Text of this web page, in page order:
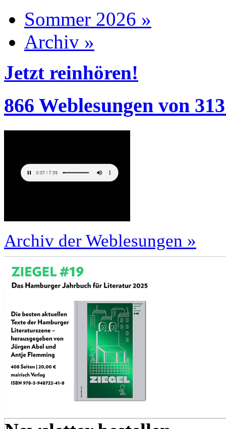
Sommer 2026 »
Archiv »
Jetzt reinhören!
866 Weblesungen von
Archiv der Weblesungen »